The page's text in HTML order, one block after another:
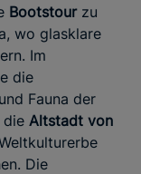
Bootstourzu
wo glasklare
Im
die
Fauna der
die Altstadt von
Die